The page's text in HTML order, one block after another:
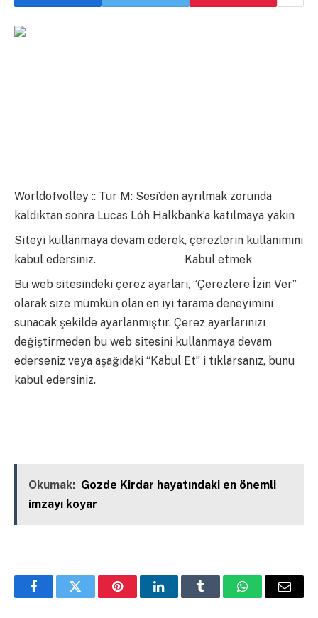
Worldofvolley :: Tur M: Sesi’den ayrılmak zorunda
kaldıktan sonra Lucas Lóh Halkbank’a katılmaya yakın
Siteyi kullanmaya devam ederek, çerezlerin kullanımını
kabul edersiniz.
Kabul etmek
Bu web sitesindeki çerez ayarları, “Çerezlere İzin Ver”
olarak size mümkün olan en iyi tarama deneyimini
sunacak şekilde ayarlanmıştır. Çerez ayarlarınızı
değiştirmeden bu web sitesini kullanmaya devam
ederseniz veya aşağıdaki “Kabul Et” i tıklarsanız, bunu
kabul edersiniz.
Okumak: Gozde Kirdar hayatındaki en önemli
imzayı koyar
FacebookTwitter PinterestLinkedInTumblr WhatsAppEmail